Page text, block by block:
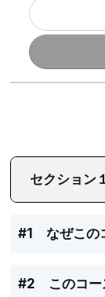
セクション
#1 なぜこの
#2 このコー